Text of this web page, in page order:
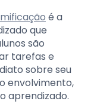
é a
que
são
tarefas e
sobre seu
envolvimento,
aprendizado.